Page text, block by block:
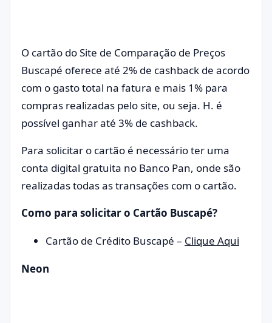
O cartão do Site de Comparação de Preços
Buscapé oferece até 2% de cashback de acordo
com o gasto total na fatura e mais 1% para
compras realizadas pelo site, ou seja. H. é
possível ganhar até 3% de cashback.
Para solicitar o cartão é necessário ter uma
conta digital gratuita no Banco Pan, onde são
realizadas todas as transações com o cartão.
Como para solicitar o Cartão Buscapé?
Cartão de Crédito Buscapé – Clique Aqui
Neon